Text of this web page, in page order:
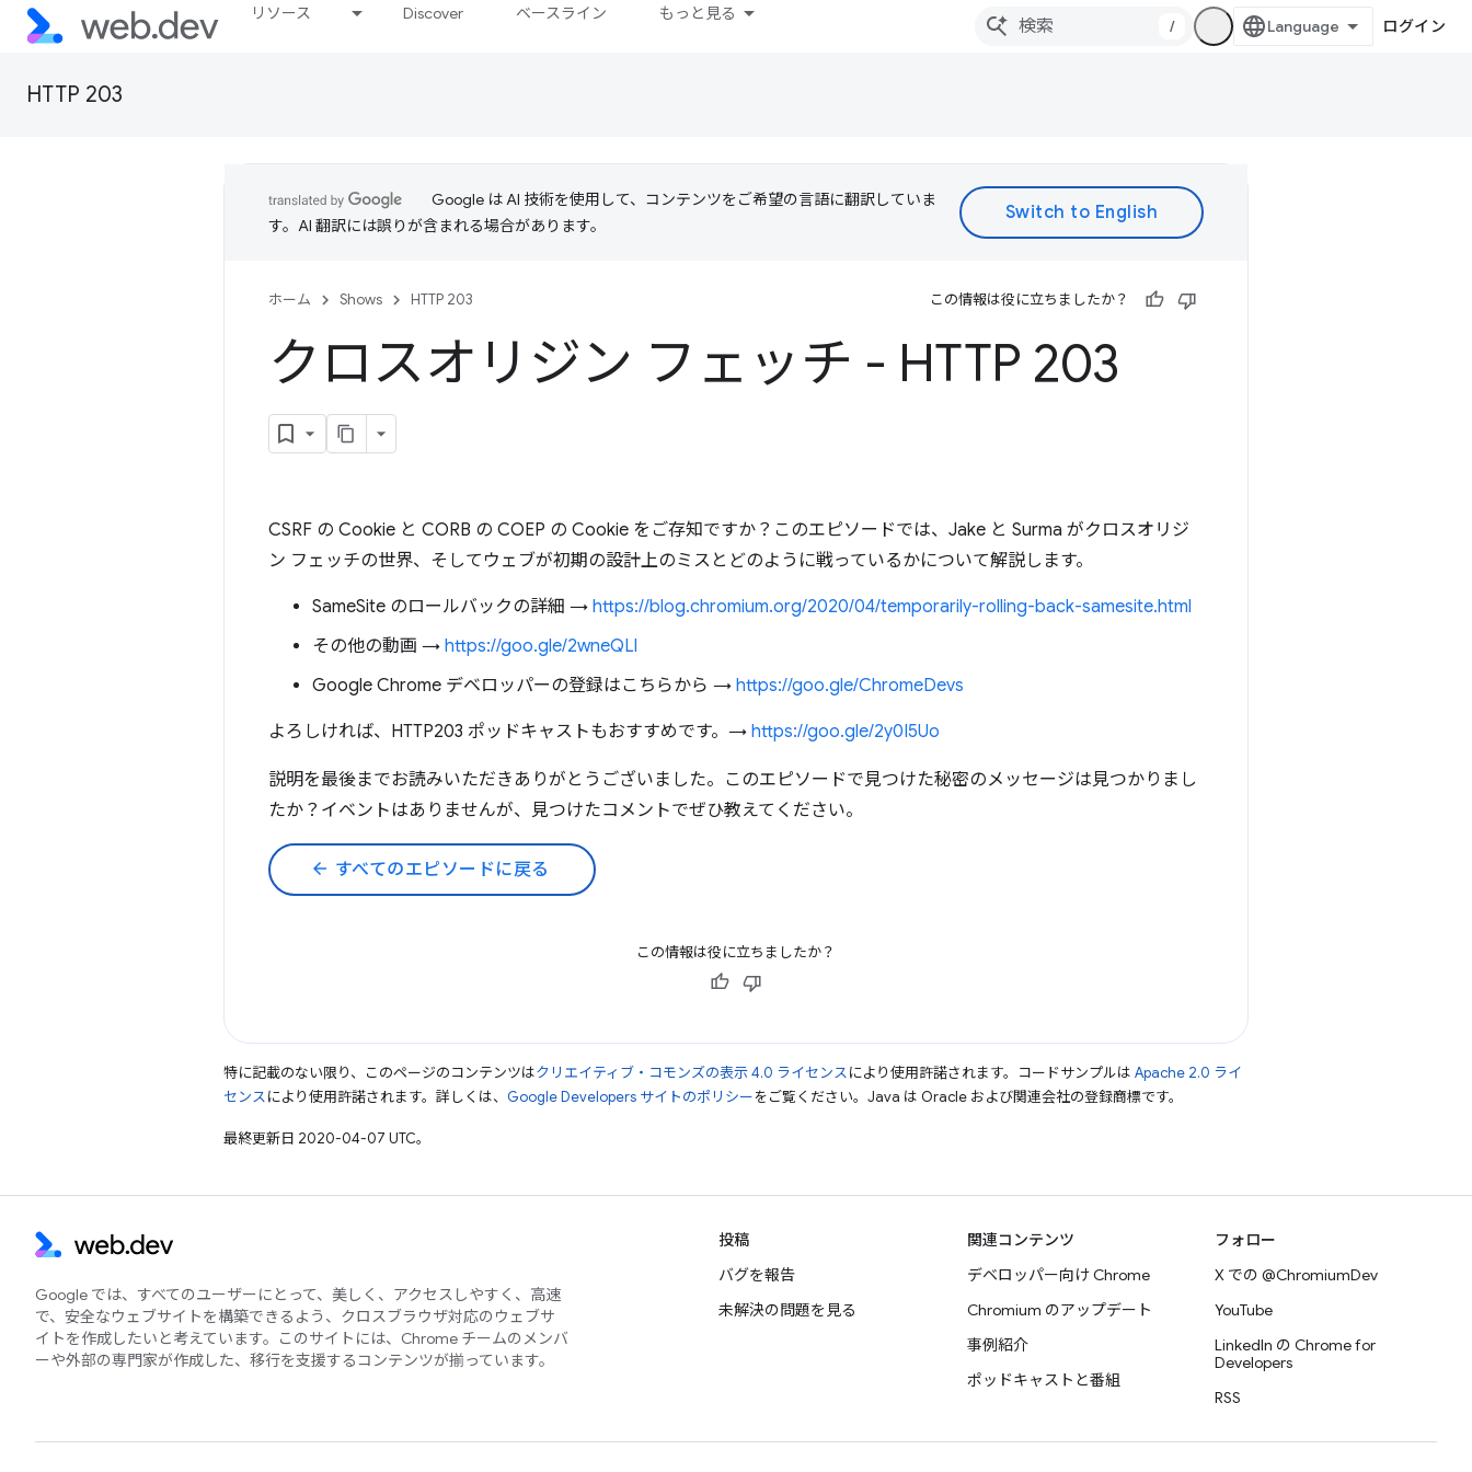
リソース Discover ベースライン もっと見る
/ ログイン
HTTP 203
Google は AI 技術を使用して、コンテンツをご希望の言語に翻訳していま
す。AI 翻訳には誤りが含まれる場合があります。
ホーム Shows HTTP 203 この情報は役に立ちましたか？
クロスオリジン フェッチ - HTTP 203
CSRF の Cookie と CORB の COEP の Cookie をご存知ですか？このエピソードでは、Jake と Surma がクロスオリジ
ン フェッチの世界、そしてウェブが初期の設計上のミスとどのように戦っているかについて解説します。
SameSite のロールバックの詳細 → https://blog.chromium.org/2020/04/temporarily-rolling-back-samesite.html
その他の動画 → https://goo.gle/2wneQLl
Google Chrome デベロッパーの登録はこちらから → https://goo.gle/ChromeDevs
よろしければ、HTTP203 ポッドキャストもおすすめです。→ https://goo.gle/2y0I5Uo
説明を最後までお読みいただきありがとうございました。このエピソードで見つけた秘密のメッセージは見つかりまし
たか？イベントはありませんが、見つけたコメントでぜひ教えてください。
arrow_back すべてのエピソードに戻る
この情報は役に立ちましたか？
特に記載のない限り、このページのコンテンツはクリエイティブ・コモンズの表示 4.0 ライセンスにより使用許諾されます。コードサンプルは Apache 2.0 ライ
センスにより使用許諾されます。詳しくは、 Google Developers サイトのポリシーをご覧ください。Java は Oracle および関連会社の登録商標です。
最終更新日 2020-04-07 UTC。
Google では、すべてのユーザーにとって、美しく、アクセスしやすく、高速
で、安全なウェブサイトを構築できるよう、クロスブラウザ対応のウェブサ
イトを作成したいと考えています。このサイトには、Chrome チームのメンバ
ーや外部の専門家が作成した、移行を支援するコンテンツが揃っています。
投稿
バグを報告
未解決の問題を見る
関連コンテンツ
デベロッパー向け Chrome
Chromium のアップデート
事例紹介
ポッドキャストと番組
フォロー
X での @ChromiumDev
YouTube
LinkedIn の Chrome for
Developers
RSS